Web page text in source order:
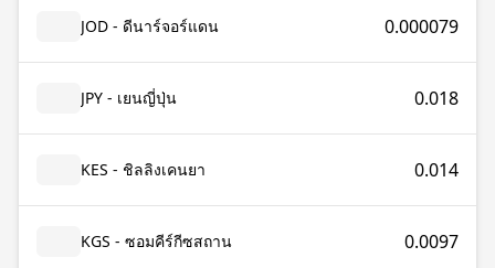
JOD - ดีนาร์จอร์แดน 0.000079
JPY - เยนญี่ปุ่น 0.018
KES - ชิลลิงเคนยา 0.014
KGS - ซอมคีร์กีซสถาน 0.0097